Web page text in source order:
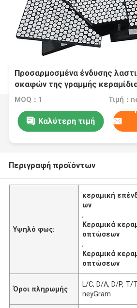
Προσαρμοσμένα ένδυσης
σκαφών της γραμμής
υδατοπτώσεων κεραμικά
MOQ：1 Τιμή：
Καλύτερη τιμή
Περιγραφή προϊόντων
Υψηλό φως:
κεραμική
ων
,
Κεραμικά
οπτώσεων
,
Κεραμικά
οπτώσεων
Όροι πληρωμής
L/C, D/A, D/P, T/
neyGram